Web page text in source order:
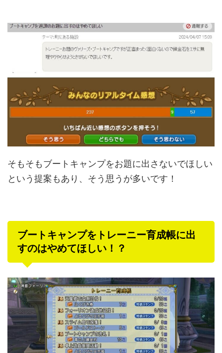
そもそもブートキャンプをお題に出さないでほしい
という提案もあり、そう思うが多いです！
ブートキャンプをトレーニー育成帳に出
すのはやめてほしい！？